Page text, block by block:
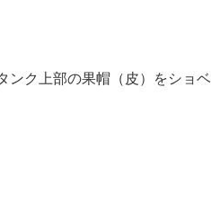
ク上部の果帽（皮）をショ